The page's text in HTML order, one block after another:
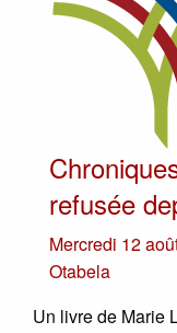
refusée
Mercredi 12
Otabela
Un livre de Marie